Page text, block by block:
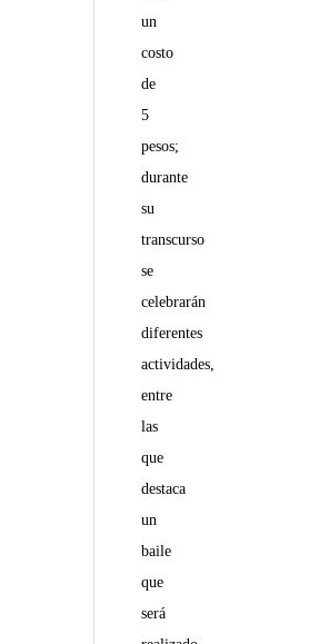
un
costo
de
5
pesos;
durante
su
transcurso
se
celebrarán
diferentes
actividades,
entre
las
que
destaca
un
baile
que
será